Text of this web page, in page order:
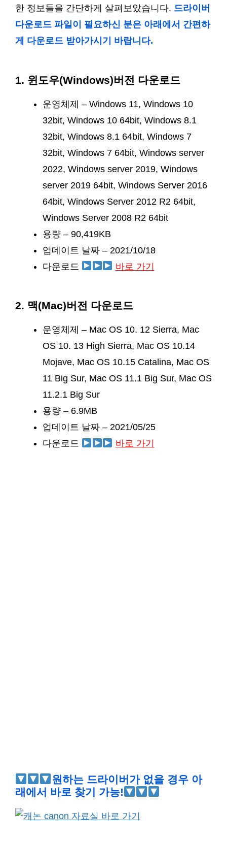
한 정보들을 간단하게 살펴보았습니다. 드라이버
다운로드 파일이 필요하신 분은 아래에서 간편하
게 다운로드 받아가시기 바랍니다.
1. 윈도우(Windows)버전 다운로드
운영체제 – Windows 11, Windows 10
32bit, Windows 10 64bit, Windows 8.1
32bit, Windows 8.1 64bit, Windows 7
32bit, Windows 7 64bit, Windows server
2022, Windows server 2019, Windows
server 2019 64bit, Windows Server 2016
64bit, Windows Server 2012 R2 64bit,
Windows Server 2008 R2 64bit
용량 – 90,419KB
업데이트 날짜 – 2021/10/18
다운로드
바로 가기
2. 맥(Mac)버전 다운로드
운영체제 – Mac OS 10. 12 Sierra, Mac
OS 10. 13 High Sierra, Mac OS 10.14
Mojave, Mac OS 10.15 Catalina, Mac OS
11 Big Sur, Mac OS 11.1 Big Sur, Mac OS
11.2.1 Big Sur
용량 – 6.9MB
업데이트 날짜 – 2021/05/25
다운로드
바로 가기
원하는 드라이버가 없을 경우 아
래에서 바로 찾기 가능!